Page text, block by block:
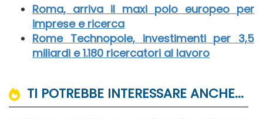
Roma, arriva il maxi polo europeo per
imprese e ricerca
Rome Technopole, investimenti per 3,5
miliardi e 1.180 ricercatori al lavoro
TI POTREBBE INTERESSARE ANCHE...